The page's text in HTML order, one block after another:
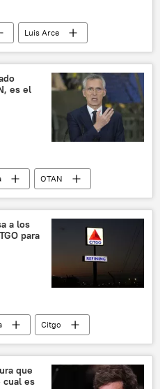
Luis Arce
China
(MAS)
es el
OTAN
conflictos
a los
para
Citgo
que
cual es